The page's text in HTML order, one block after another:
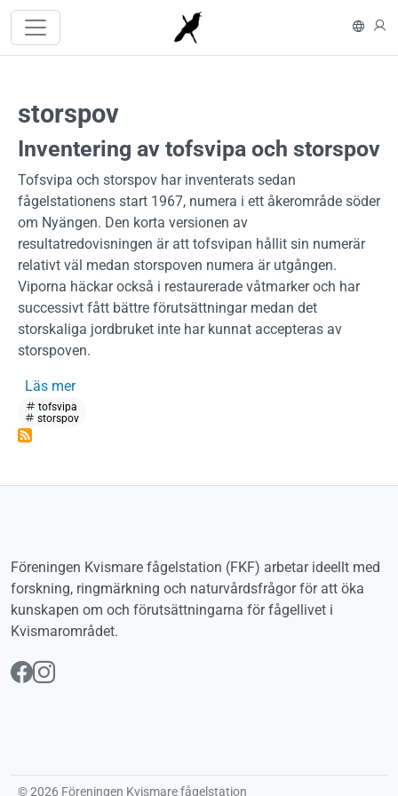
Hoppa till huvudinnehåll
In
storspov
Inventering av tofsvipa och storspov
Tofsvipa och storspov har inventerats sedan
fågelstationens start 1967, numera i ett åkerområde söder
om Nyängen. Den korta versionen av
resultatredovisningen är att tofsvipan hållit sin numerär
relativt väl medan storspoven numera är utgången.
Viporna häckar också i restaurerade våtmarker och har
successivt fått bättre förutsättningar medan det
storskaliga jordbruket inte har kunnat accepteras av
storspoven.
Läs merom Inventering av tofsvipa och storspov
tofsvipa
storspov
Föreningen Kvismare fågelstation (FKF) arbetar ideellt med
forskning, ringmärkning och naturvårdsfrågor för att öka
kunskapen om och förutsättningarna för fågellivet i
Kvismarområdet.
Följ oss på Facebook
Följ oss på Instagram
© 2026 Föreningen Kvismare fågelstation